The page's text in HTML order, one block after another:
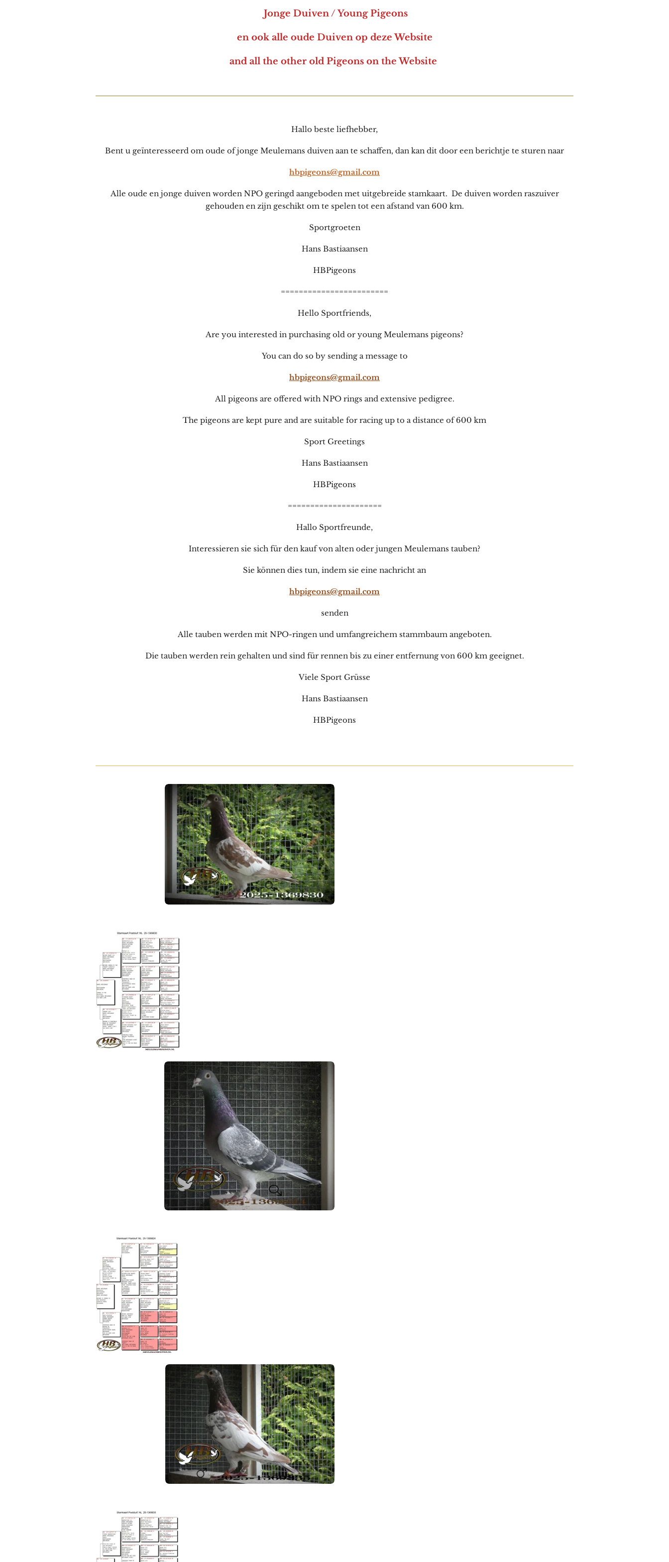
Jonge Duiven / Young Pigeons
en ook alle oude Duiven op deze Website
and all the other old Pigeons on the Website
Hallo beste liefhebber,
Bent u geïnteresseerd om oude of jonge Meulemans duiven aan te schaffen, dan kan dit door een berichtje te sturen naar
hbpigeons@gmail.com
Alle oude en jonge duiven worden NPO geringd aangeboden met uitgebreide stamkaart. De duiven worden raszuiver
gehouden en zijn geschikt om te spelen tot een afstand van 600 km.
Sportgroeten
Hans Bastiaansen
HBPigeons
========================
Hello Sportfriends,
Are you interested in purchasing old or young Meulemans pigeons?
You can do so by sending a message to
hbpigeons@gmail.com
All pigeons are offered with NPO rings and extensive pedigree.
The pigeons are kept pure and are suitable for racing up to a distance of 600 km
Sport Greetings
Hans Bastiaansen
HBPigeons
=====================
Hallo Sportfreunde,
Interessieren sie sich für den kauf von alten oder jungen Meulemans tauben?
Sie können dies tun, indem sie eine nachricht an
hbpigeons@gmail.com
senden
Alle tauben werden mit NPO-ringen und umfangreichem stammbaum angeboten.
Die tauben werden rein gehalten und sind für rennen bis zu einer entfernung von 600 km geeignet.
Viele Sport Grüsse
Hans Bastiaansen
HBPigeons